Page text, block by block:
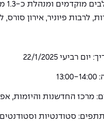
לרבות פיוניר, אירון סורס,
יום רביעי 22/1/2025
מרכז החדשנות והיזמות,
סטודנטיות וסטודנטים,